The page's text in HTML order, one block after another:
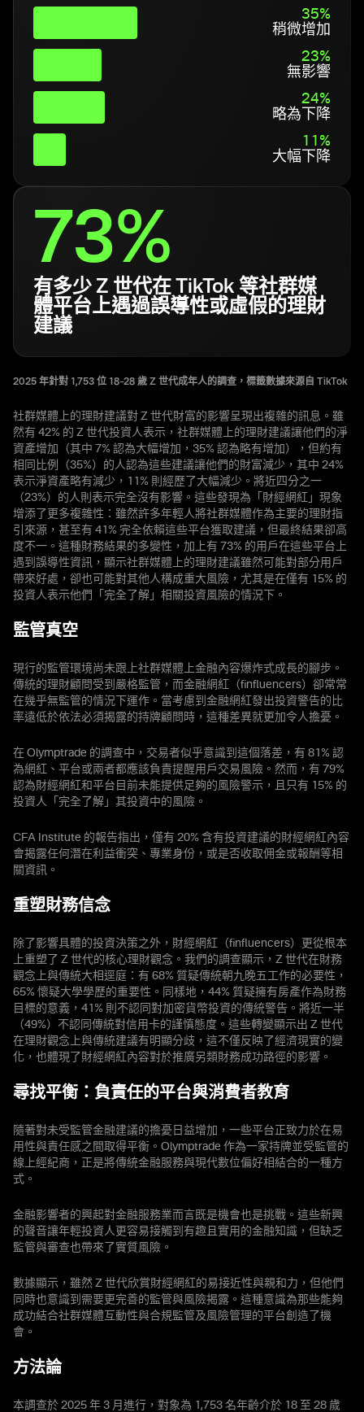
35%
稍微增加
23%
無影響
24%
略為下降
11%
大幅下降
73%
有多少 Z 世代在 TikTok 等社群媒
體平台上遇過誤導性或虛假的理財
建議
2025 年針對 1,753 位 18–28 歲 Z 世代成年人的調查，標籤數據來源自 TikTok
社群媒體上的理財建議對 Z 世代財富的影響呈現出複雜的訊息。雖
然有 42% 的 Z 世代投資人表示，社群媒體上的理財建議讓他們的淨
資產增加（其中 7% 認為大幅增加，35% 認為略有增加），但約有
相同比例（35%）的人認為這些建議讓他們的財富減少，其中 24%
表示淨資產略有減少，11% 則經歷了大幅減少。將近四分之一
（23%）的人則表示完全沒有影響。這些發現為「財經網紅」現象
增添了更多複雜性：雖然許多年輕人將社群媒體作為主要的理財指
引來源，甚至有 41% 完全依賴這些平台獲取建議，但最終結果卻高
度不一。這種財務結果的多變性，加上有 73% 的用戶在這些平台上
遇到誤導性資訊，顯示社群媒體上的理財建議雖然可能對部分用戶
帶來好處，卻也可能對其他人構成重大風險，尤其是在僅有 15% 的
投資人表示他們「完全了解」相關投資風險的情況下。
監管真空
現行的監管環境尚未跟上社群媒體上金融內容爆炸式成長的腳步。
傳統的理財顧問受到嚴格監管，而金融網紅（finfluencers）卻常常
在幾乎無監管的情況下運作。當考慮到金融網紅發出投資警告的比
率遠低於依法必須揭露的持牌顧問時，這種差異就更加令人擔憂。
在 Olymptrade 的調查中，交易者似乎意識到這個落差，有 81% 認
為網紅、平台或兩者都應該負責提醒用戶交易風險。然而，有 79%
認為財經網紅和平台目前未能提供足夠的風險警示，且只有 15% 的
投資人「完全了解」其投資中的風險。
CFA Institute 的報告指出，僅有 20% 含有投資建議的財經網紅內容
會揭露任何潛在利益衝突、專業身份，或是否收取佣金或報酬等相
關資訊。
重塑財務信念
除了影響具體的投資決策之外，財經網紅（finfluencers）更從根本
上重塑了 Z 世代的核心理財觀念。我們的調查顯示，Z 世代在財務
觀念上與傳統大相逕庭：有 68% 質疑傳統朝九晚五工作的必要性，
65% 懷疑大學學歷的重要性。同樣地，44% 質疑擁有房產作為財務
目標的意義，41% 則不認同對加密貨幣投資的傳統警告。將近一半
（49%）不認同傳統對信用卡的謹慎態度。這些轉變顯示出 Z 世代
在理財觀念上與傳統建議有明顯分歧，這不僅反映了經濟現實的變
化，也體現了財經網紅內容對於推廣另類財務成功路徑的影響。
尋找平衡：負責任的平台與消費者教育
隨著對未受監管金融建議的擔憂日益增加，一些平台正致力於在易
用性與責任感之間取得平衡。Olymptrade 作為一家持牌並受監管的
線上經紀商，正是將傳統金融服務與現代數位偏好相結合的一種方
式。
金融影響者的興起對金融服務業而言既是機會也是挑戰。這些新興
的聲音讓年輕投資人更容易接觸到有趣且實用的金融知識，但缺乏
監管與審查也帶來了實質風險。
數據顯示，雖然 Z 世代欣賞財經網紅的易接近性與親和力，但他們
同時也意識到需要更完善的監管與風險揭露。這種意識為那些能夠
成功結合社群媒體互動性與合規監管及風險管理的平台創造了機
會。
方法論
本調查於 2025 年 3 月進行，對象為 1,753 名年齡介於 18 至 28 歲